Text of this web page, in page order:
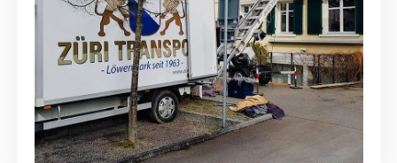
Entsorgung & Räumung